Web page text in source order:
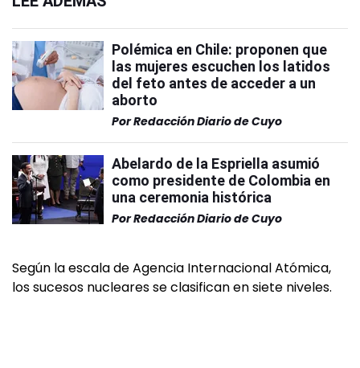
Polémica en Chile: proponen que
las mujeres escuchen los latidos
del feto antes de acceder a un
aborto
PorRedacción Diario de Cuyo
Abelardo de la Espriella asumió
como presidente de Colombia en
una ceremonia histórica
PorRedacción Diario de Cuyo
Según la escala de Agencia Internacional Atómica,
los sucesos nucleares se clasifican en siete niveles.